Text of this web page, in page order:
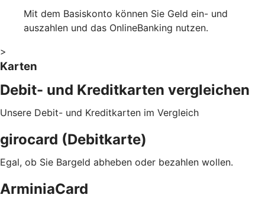
Mit dem Basiskonto können Sie Geld ein- und
auszahlen und das OnlineBanking nutzen.
>
Karten
Debit- und Kreditkarten vergleichen
Unsere Debit- und Kreditkarten im Vergleich
girocard (Debitkarte)
Egal, ob Sie Bargeld abheben oder bezahlen wollen.
ArminiaCard